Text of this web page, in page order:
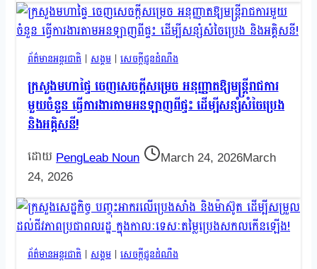
ព័ត៌មានអន្តរជាតិ | សង្គម | សេចក្តីជូនដំណឹង
ក្រសួងមហាផ្ទៃ ចេញសេចក្តីសម្រេច អនុញ្ញាតឱ្យមន្ត្រីរាជការ
មួយចំនួន ធ្វើការងារតាមអនឡាញពីផ្ទះ ដើម្បីសន្សំសំចៃប្រេង
និងអគ្គិសនី!
PengLeab Noun March 24, 2026March
24, 2026
ព័ត៌មានអន្តរជាតិ | សង្គម | សេចក្តីជូនដំណឹង